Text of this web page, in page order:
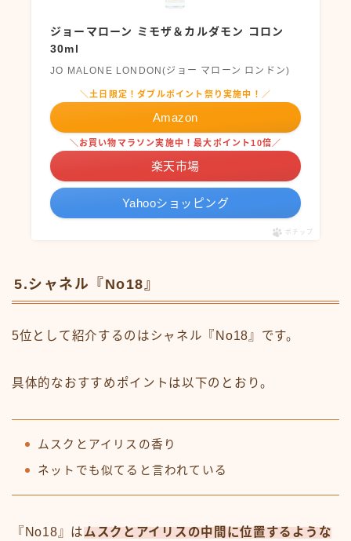
ジョーマローン ミモザ＆カルダモン コロン
30ml
JO MALONE LONDON(ジョー マローン ロンドン)
＼土日限定！ダブルポイント祭り実施中！／
Amazon
＼お買い物マラソン実施中！最大ポイント10倍／
楽天市場
Yahooショッピング
ポチップ
5.シャネル『No18』
5位として紹介するのはシャネル『No18』です。
具体的なおすすめポイントは以下のとおり。
ムスクとアイリスの香り
ネットでも似てると言われている
『No18』はムスクとアイリスの中間に位置するような